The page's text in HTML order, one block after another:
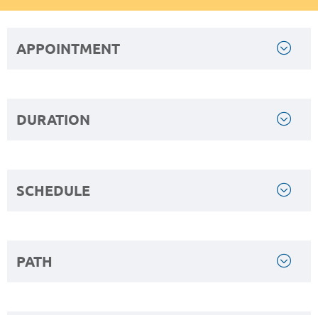
APPOINTMENT
DURATION
SCHEDULE
PATH